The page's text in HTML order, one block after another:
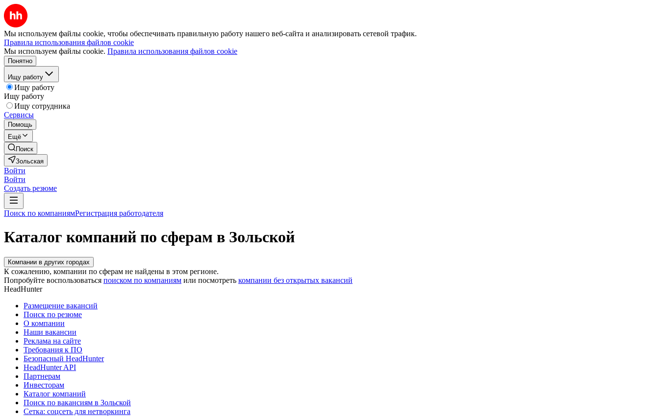
Мы используем файлы cookie, чтобы обеспечивать правильную работу нашего веб-сайта и анализировать сетевой трафик.
Правила использования файлов cookie
Мы используем файлы cookie. Правила использования файлов cookie
Понятно
Ищу работу
Ищу работу
Ищу работу
Ищу сотрудника
Сервисы
Помощь
Ещё
Поиск
Зольская
Войти
Войти
Создать резюме
Поиск по компаниямРегистрация работодателя
Каталог компаний по сферам в Зольской
Компании в других городах
К сожалению, компании по сферам не найдены в этом регионе.
Попробуйте воспользоваться поиском по компаниям или посмотреть компании без открытых вакансий
HeadHunter
Размещение вакансий
Поиск по резюме
О компании
Наши вакансии
Реклама на сайте
Требования к ПО
Безопасный HeadHunter
HeadHunter API
Партнерам
Инвесторам
Каталог компаний
Поиск по вакансиям в Зольской
Сетка: соцсеть для нетворкинга